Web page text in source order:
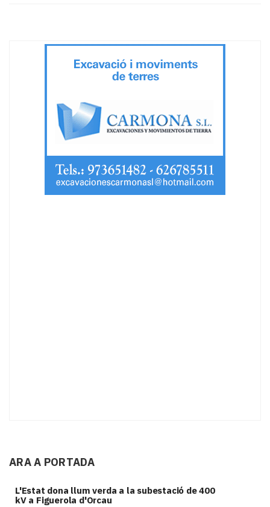
ARA A PORTADA
L'Estat dona llum verda a la subestació de 400
kV a Figuerola d'Orcau